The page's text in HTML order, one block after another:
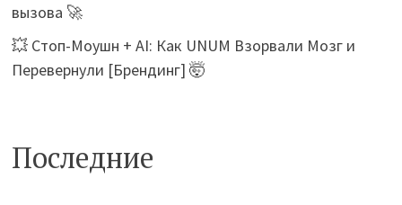
вызова 🚀
💥 Стоп-Моушн + AI: Как UNUM Взорвали Мозг и
Перевернули [Брендинг] 🤯
Последние